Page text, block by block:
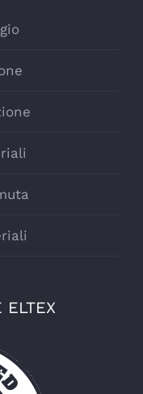
ELTEX